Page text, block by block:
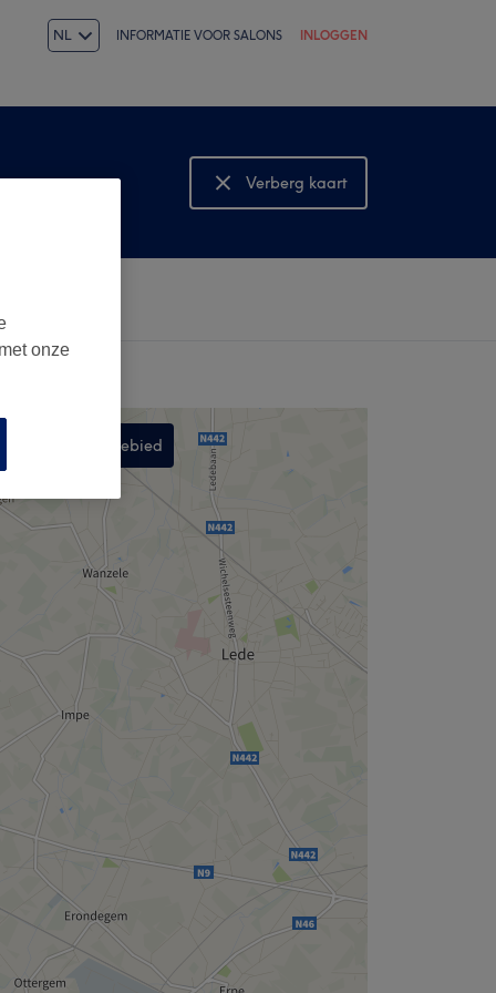
NL INFORMATIE VOOR SALONS INLOGGEN
Verberg kaart
Bekijk kaart
Zoek in dit gebied
onze